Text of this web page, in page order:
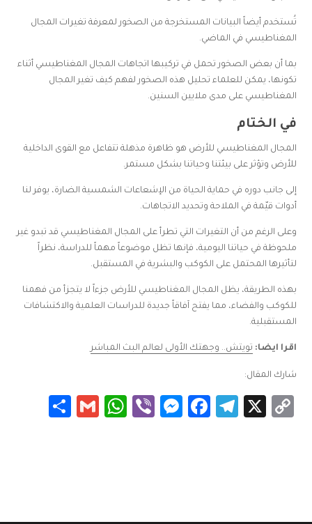
تُستخدم أيضاً البيانات المستخرجة من الصخور لمعرفة تغيرات المجال
المغناطيسي في الماضي.
بما أن بعض الصخور تحمل في تركيبها اتجاهات المجال المغناطيسي أثناء
تكونها، يمكن للعلماء تحليل هذه الصخور لفهم كيف تغير المجال
المغناطيسي على مدى ملايين السنين.
في الختام
المجال المغناطيسي للأرض هو ظاهرة مذهلة تتفاعل مع القوى الداخلية
للأرض وتؤثر على بيئتنا وحياتنا بشكل مستمر.
إلى جانب دوره في حماية الحياة من الإشعاعات الشمسية الضارة، يوفر لنا
أدوات قيّمة في الملاحة وتحديد الاتجاهات.
وعلى الرغم من أن التغيرات التي تطرأ على المجال المغناطيسي قد تبدو غير
ملحوظة في حياتنا اليومية، فإنها تظل موضوعاً مهماً للدراسة، نظراً
لتأثيرها المحتمل على الكوكب والبشرية في المستقبل.
بهذه الطريقة، يظل المجال المغناطيسي للأرض جزءاً لا يتجزأ من فهمنا
للكوكب والفضاء، مما يفتح آفاقاً جديدة للدراسات العلمية والاكتشافات
المستقبلية.
اقرا ايضا: تويتش.. وجهتك الأولى لعالم البث المباشر
شارك المقال:
Copy
X
Telegram
Facebook
Messenger
Viber
WhatsApp
Gmail